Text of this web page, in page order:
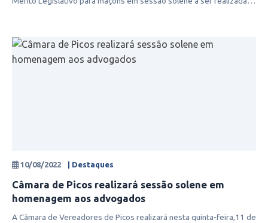
10/08/2022 | Destaques
Câmara de Picos realizará sessão solene em
homenagem aos advogados
A Câmara de Vereadores de Picos realizará nesta quinta-feira,11 de